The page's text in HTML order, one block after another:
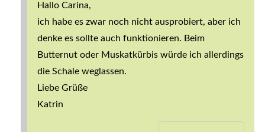
Hallo Carina,
ich habe es zwar noch nicht ausprobiert, aber ich
denke es sollte auch funktionieren. Beim
Butternut oder Muskatkürbis würde ich allerdings
die Schale weglassen.
Liebe Grüße
Katrin